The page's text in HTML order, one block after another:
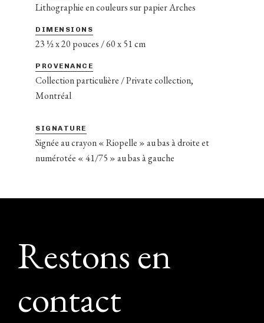
Lithographie en couleurs sur papier Arches
DIMENSIONS
23 ½ x 20 pouces / 60 x 51 cm
PROVENANCE
Collection particulière / Private collection,
Montréal
SIGNATURE
Signée au crayon « Riopelle » au bas à droite et
numérotée « 41/75 » au bas à gauche
Footer
Restons en
contact